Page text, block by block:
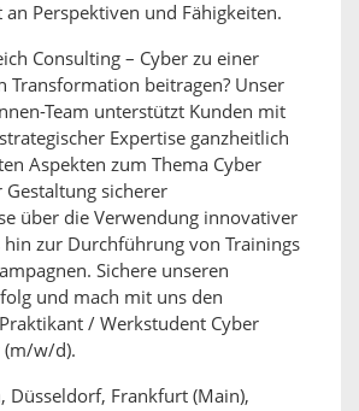
Perspektiven und Fähigkeiten.
Consulting – Cyber zu einer
Transformation beitragen? Unser
Team unterstützt Kunden mit
Expertise ganzheitlich
Aspekten zum Thema Cyber
Gestaltung sicherer
über die Verwendung innovativer
hin zur Durchführung von Trainings
Sichere unseren
und mach mit uns den
/ Werkstudent Cyber
(m/w/d).
Düsseldorf, Frankfurt (Main),